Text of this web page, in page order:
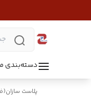
دسته‌بندی
پلاست